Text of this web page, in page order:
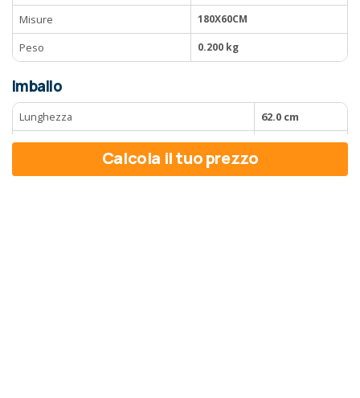
Misure
180X60CM
Peso 0.200 kg
Imballo
Lunghezza
62.0 cm
Larghezza
30.0 cm
Altezza
Calcola il tuo prezzo